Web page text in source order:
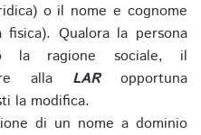
o il nome e cognome
Qualora la persona
la ragione sociale, il
alla LARopportuna
la modifica.
di un nome a dominio